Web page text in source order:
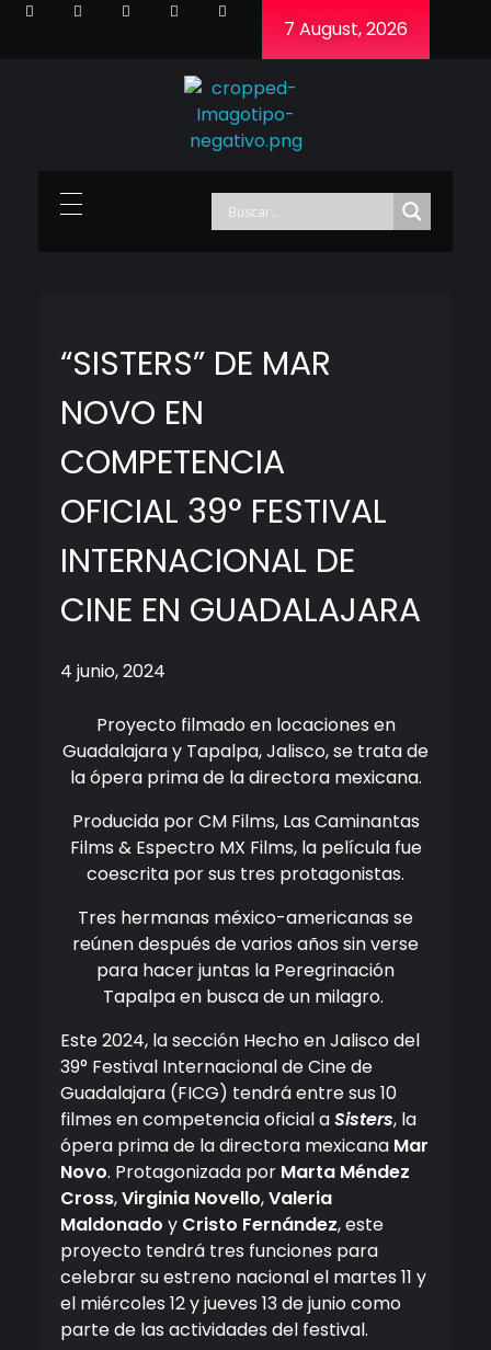
7 August, 2026
“SISTERS” DE MAR
NOVO EN
COMPETENCIA
OFICIAL 39° FESTIVAL
INTERNACIONAL DE
CINE EN GUADALAJARA
4 junio, 2024
Proyecto filmado en locaciones en
Guadalajara y Tapalpa, Jalisco, se trata de
la ópera prima de la directora mexicana.
Producida por CM Films, Las Caminantas
Films & Espectro MX Films, la película fue
coescrita por sus tres protagonistas.
Tres hermanas méxico-americanas se
reúnen después de varios años sin verse
para hacer juntas la Peregrinación
Tapalpa en busca de un milagro.
Este 2024, la sección Hecho en Jalisco del
39° Festival Internacional de Cine de
Guadalajara (FICG) tendrá entre sus 10
filmes en competencia oficial aSisters, la
ópera prima de la directora mexicana Mar
Novo. Protagonizada por Marta Méndez
Cross,Virginia Novello,Valeria
Maldonado y Cristo Fernández, este
proyecto tendrá tres funciones para
celebrar su estreno nacional el martes 11 y
el miércoles 12 y jueves 13 de junio como
parte de las actividades del festival.